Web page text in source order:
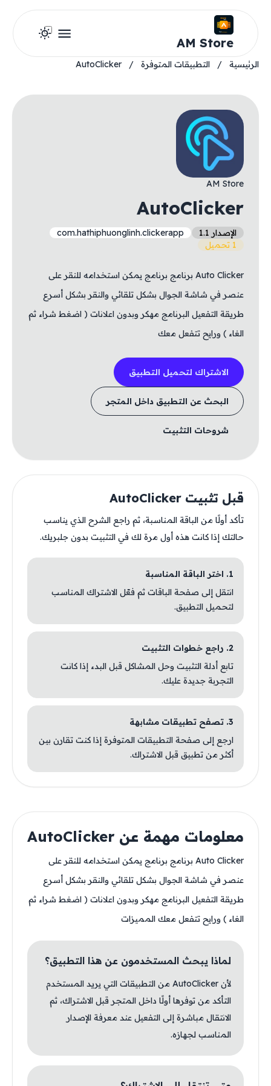
AM Store
الرئيسية / التطبيقات المتوفرة /
AutoClicker
AM Store
AutoClicker
الإصدار 1.1
com.hathiphuonglinh.clickerapp
1 تحميل
Auto Clicker برنامج برنامج يمكن استخدامه للنقر على
عنصر في شاشة الجوال بشكل تلقائي والنقر بشكل أسرع
طريقة التفعيل البرنامج مهكر وبدون اعلانات ( اضغط شراء ثم
الغاء ) ورايح تتفعل معك
الاشتراك لتحميل التطبيق
البحث عن التطبيق داخل المتجر
شروحات التثبيت
قبل تثبيت AutoClicker
تأكد أولًا من الباقة المناسبة، ثم راجع الشرح الذي يناسب
حالتك إذا كانت هذه أول مرة لك في التثبيت بدون جلبريك.
1. اختر الباقة المناسبة
انتقل إلى صفحة الباقات ثم فعّل الاشتراك المناسب
لتحميل التطبيق.
2. راجع خطوات التثبيت
تابع أدلة التثبيت وحل المشاكل قبل البدء إذا كانت
التجربة جديدة عليك.
3. تصفح تطبيقات مشابهة
ارجع إلى صفحة التطبيقات المتوفرة إذا كنت تقارن بين
أكثر من تطبيق قبل الاشتراك.
معلومات مهمة عن AutoClicker
Auto Clicker برنامج برنامج يمكن استخدامه للنقر على
عنصر في شاشة الجوال بشكل تلقائي والنقر بشكل أسرع
طريقة التفعيل البرنامج مهكر وبدون اعلانات ( اضغط شراء ثم
الغاء ) ورايح تتفعل معك المميزات
لماذا يبحث المستخدمون عن هذا التطبيق؟
لأن AutoClicker من التطبيقات التي يريد المستخدم
التأكد من توفرها أولًا داخل المتجر قبل الاشتراك، ثم
الانتقال مباشرة إلى التفعيل عند معرفة الإصدار
المناسب لجهازه.